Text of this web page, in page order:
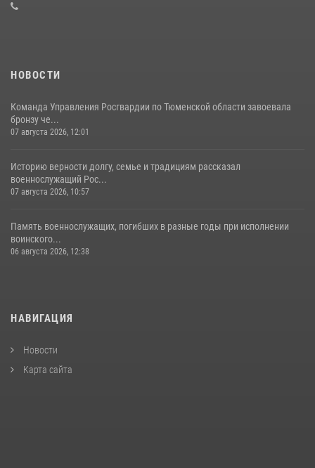
16 июля 2026, 10:42
НОВОСТИ
Команда Управления Росгвардии по Тюменской области завоевала
бронзу че...
07 августа 2026, 12:01
Историю верности долгу, семье и традициям рассказал
военнослужащий Рос...
07 августа 2026, 10:57
Память военнослужащих, погибших в разные годы при исполнении
воинского...
06 августа 2026, 12:38
НАВИГАЦИЯ
Новости
Карта сайта